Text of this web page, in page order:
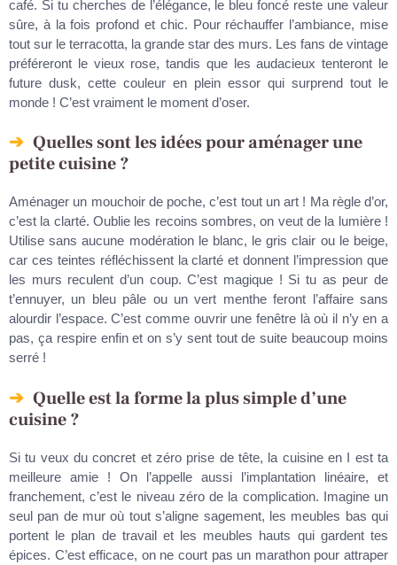
café. Si tu cherches de l’élégance, le bleu foncé reste une valeur
sûre, à la fois profond et chic. Pour réchauffer l’ambiance, mise
tout sur le terracotta, la grande star des murs. Les fans de vintage
préféreront le vieux rose, tandis que les audacieux tenteront le
future dusk, cette couleur en plein essor qui surprend tout le
monde ! C’est vraiment le moment d’oser.
Quelles sont les idées pour aménager une
petite cuisine ?
Aménager un mouchoir de poche, c’est tout un art ! Ma règle d’or,
c’est la clarté. Oublie les recoins sombres, on veut de la lumière !
Utilise sans aucune modération le blanc, le gris clair ou le beige,
car ces teintes réfléchissent la clarté et donnent l’impression que
les murs reculent d’un coup. C’est magique ! Si tu as peur de
t’ennuyer, un bleu pâle ou un vert menthe feront l’affaire sans
alourdir l’espace. C’est comme ouvrir une fenêtre là où il n’y en a
pas, ça respire enfin et on s’y sent tout de suite beaucoup moins
serré !
Quelle est la forme la plus simple d’une
cuisine ?
Si tu veux du concret et zéro prise de tête, la cuisine en I est ta
meilleure amie ! On l’appelle aussi l’implantation linéaire, et
franchement, c’est le niveau zéro de la complication. Imagine un
seul pan de mur où tout s’aligne sagement, les meubles bas qui
portent le plan de travail et les meubles hauts qui gardent tes
épices. C’est efficace, on ne court pas un marathon pour attraper